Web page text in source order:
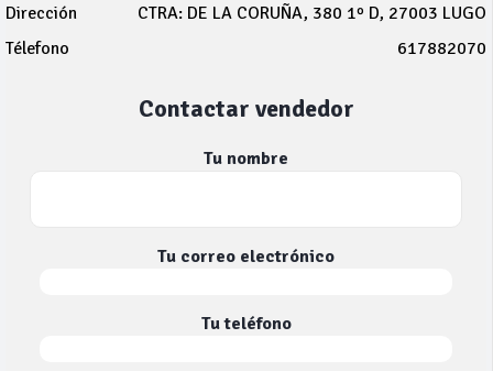
Dirección
CTRA: DE LA CORUÑA, 380 1º D, 27003 LUGO
Télefono
617882070
Contactar vendedor
Tu nombre
Tu correo electrónico
Tu teléfono